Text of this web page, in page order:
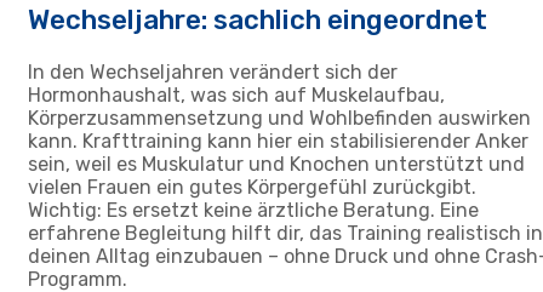
Wechseljahre: sachlich eingeordnet
In den Wechseljahren verändert sich der
Hormonhaushalt, was sich auf Muskelaufbau,
Körperzusammensetzung und Wohlbefinden auswirken
kann. Krafttraining kann hier ein stabilisierender Anker
sein, weil es Muskulatur und Knochen unterstützt und
vielen Frauen ein gutes Körpergefühl zurückgibt.
Wichtig: Es ersetzt keine ärztliche Beratung. Eine
erfahrene Begleitung hilft dir, das Training realistisch in
deinen Alltag einzubauen – ohne Druck und ohne
Programm.